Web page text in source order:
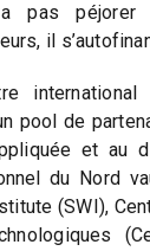
pas péjorer
il
pool de
et au
du Nord
(SWI),